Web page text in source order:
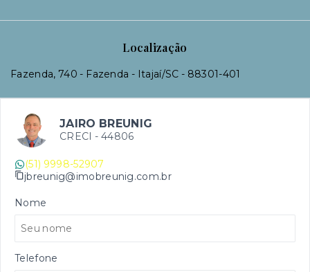
Localização
Fazenda, 740 - Fazenda - Itajaí/SC - 88301-401
JAIRO BREUNIG
CRECI - 44806
(51) 9998-52907
jbreunig@imobreunig.com.br
Nome
Telefone